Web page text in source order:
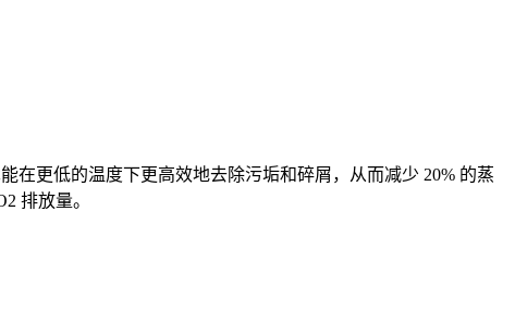
在更低的温度下更高效地去除污垢和碎屑，从而减少 20% 的蒸
排放量。